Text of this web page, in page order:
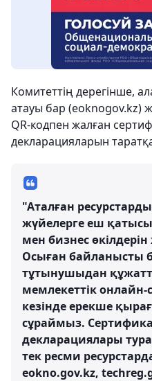
Комитеттің дерегінше,
атауы бар (eoknogov.kz)
QR-кодпен жалған
декларацияларын
"Аталған
жүйелерге еш
мен бизнес
Осыған байланысты
тұтынушыдан
мемлекеттік онлайн-
кезінде ерекше
сұраймыз.
декларациялары
тек ресми
eokno.gov.kz,